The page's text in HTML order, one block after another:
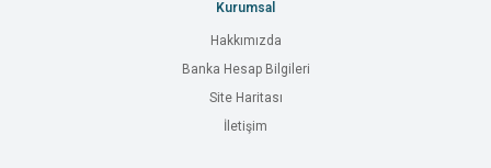
Kurumsal
Hakkımızda
Banka Hesap Bilgileri
Site Haritası
İletişim